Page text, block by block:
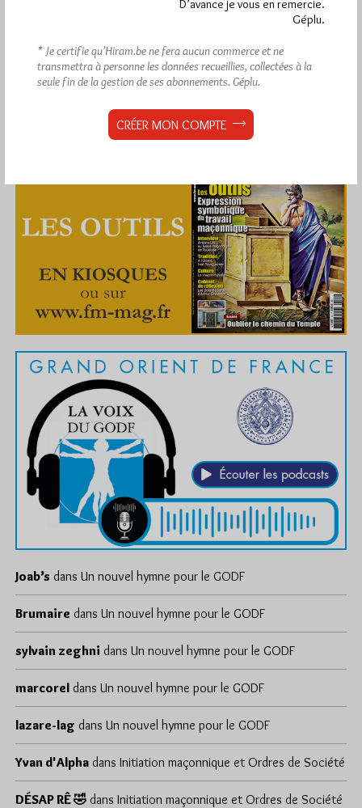
Joab’s dans Un nouvel hymne pour le GODF
Brumaire dans Un nouvel hymne pour le GODF
sylvain zeghni dans Un nouvel hymne pour le GODF
marcorel dans Un nouvel hymne pour le GODF
lazare-lag dans Un nouvel hymne pour le GODF
Yvan d'Alpha dans Initiation maçonnique et Ordres de Société
DÉSAP RÊ 🤣 dans Initiation maçonnique et Ordres de Société
D’avance je vous en remercie.
Géplu.
* Je certifie qu’Hiram.be ne fera aucun commerce et ne
transmettra à personne les données recueillies, collectées à la
seule fin de la gestion de ses abonnements. Géplu.
CRÉER MON COMPTE